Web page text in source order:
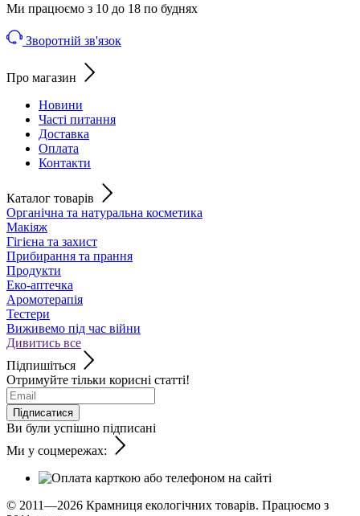
Ми працюємо з 10 до 18 по буднях
Зворотній зв'язок
Про магазин
Новини
Часті питання
Доставка
Оплата
Контакти
Каталог товарів
Органічна та натуральна косметика
Макіяж
Гігієна та захист
Прибирання та прання
Продукти
Еко-аптечка
Аромотерапія
Тестери
Виживемо під час війни
Дивитись все
Підпишіться
Отримуйте тільки корисні статті!
Підписатися
Ви були успішно підписані
Ми у соцмережах:
© 2011—2026 Крамниця екологічних товарів. Працюємо з